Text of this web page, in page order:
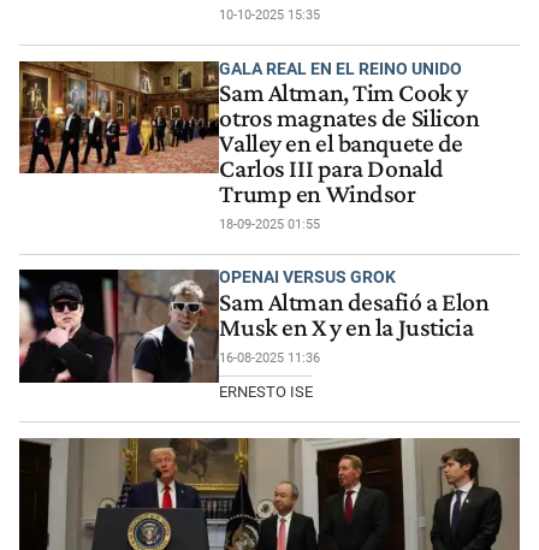
10-10-2025 15:35
GALA REAL EN EL REINO UNIDO
Sam Altman, Tim Cook y
otros magnates de Silicon
Valley en el banquete de
Carlos III para Donald
Trump en Windsor
18-09-2025 01:55
OPENAI VERSUS GROK
Sam Altman desafió a Elon
Musk en X y en la Justicia
16-08-2025 11:36
ERNESTO ISE